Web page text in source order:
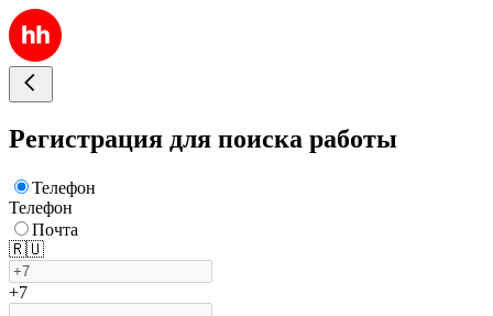
Регистрация для поиска работы
Телефон
Телефон
Почта
🇷🇺
+7